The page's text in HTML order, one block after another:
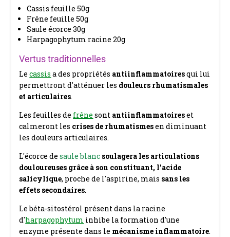
Cassis feuille 50g
Frêne feuille 50g
Saule écorce 30g
Harpagophytum racine 20g
Vertus traditionnelles
Lecassis a des propriétés antiinflammatoiresqui lui
permettront d'atténuer les douleurs rhumatismales
et articulaires.
Les feuilles de frêne sont antiinflammatoireset
calmeront les crises de rhumatismesen diminuant
les douleurs articulaires.
L'écorce desaule blanc soulagera les articulations
douloureuses grâce à son constituant, l'acide
salicylique, proche de l'aspirine, mais sans les
effets secondaires.
Le béta-sitostérol présent dans la racine
d'harpagophytum inhibe la formation d'une
enzyme présente dans le mécanisme inflammatoire.